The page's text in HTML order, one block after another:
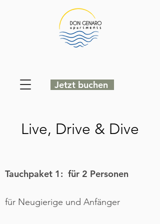
Jetzt buchen
Live, Drive & Dive
Tauchpaket 1: für 2 Personen
für Neugierige und Anfänger